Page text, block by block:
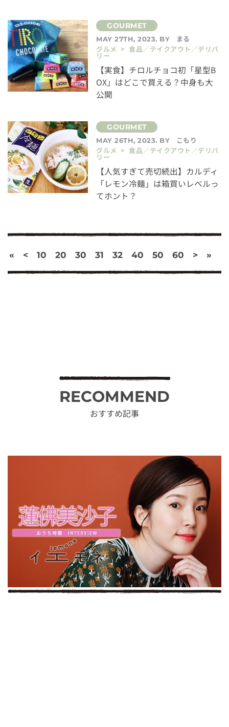
MAY 27TH, 2023. BY
まる
グルメ > 食品／テイクアウト／デリバ
リー
【実食】チロルチョコ初「星型B
OX」はどこで買える？中身も大
公開
MAY 26TH, 2023. BY
こもり
グルメ > 食品／テイクアウト／デリバ
リー
【人気すぎて売切続出】カルディ
「レモン冷麺」は箱買いレベルっ
てホント？
« < 10 20 30 31 32 40 50 60 > »
RECOMMEND
おすすめ記事